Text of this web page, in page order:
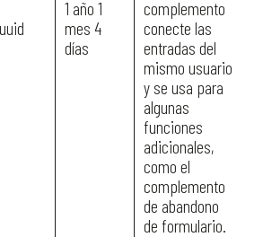
1 año 1
mes 4
días
complemento
conecte las
entradas del
mismo usuario
y se usa para
algunas
funciones
adicionales,
como el
complemento
de abandono
de formulario.